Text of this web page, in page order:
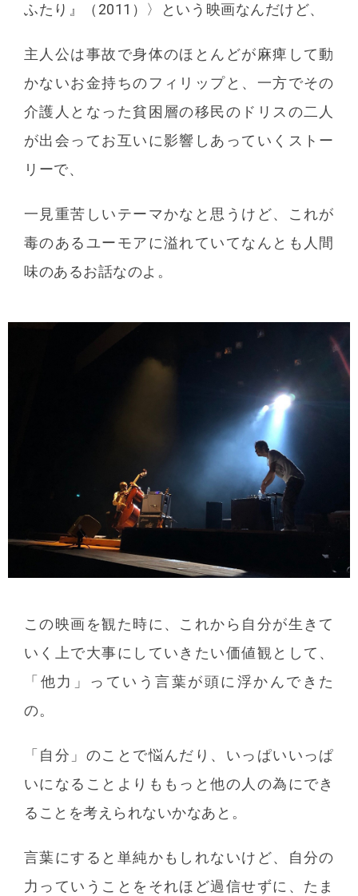
ふたり』（2011）〉という映画なんだけど、
主人公は事故で身体のほとんどが麻痺して動
かないお金持ちのフィリップと、一方でその
介護人となった貧困層の移民のドリスの二人
が出会ってお互いに影響しあっていくストー
リーで、
一見重苦しいテーマかなと思うけど、これが
毒のあるユーモアに溢れていてなんとも人間
味のあるお話なのよ。
この映画を観た時に、これから自分が生きて
いく上で大事にしていきたい価値観として、
「他力」っていう言葉が頭に浮かんできた
の。
「自分」のことで悩んだり、いっぱいいっぱ
いになることよりももっと他の人の為にでき
ることを考えられないかなあと。
言葉にすると単純かもしれないけど、自分の
力っていうことをそれほど過信せずに、たま